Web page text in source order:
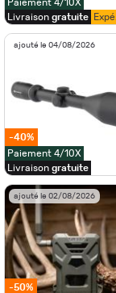
Paiement 4/10X
Livraison gratuite Expé.
ajouté le 04/08/2026
-40%
Paiement 4/10X
Livraison gratuite
ajouté le 02/08/2026
-50%